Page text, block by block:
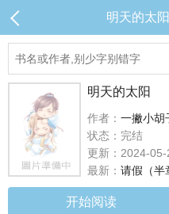
明天的太
明天的太阳
作者： 一撇小胡
状态：完结
更新：2024-
最新： 请假（半
开始阅读